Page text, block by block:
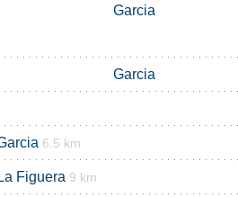
Garcia
Garcia
6.5 km
La Figuera 9 km